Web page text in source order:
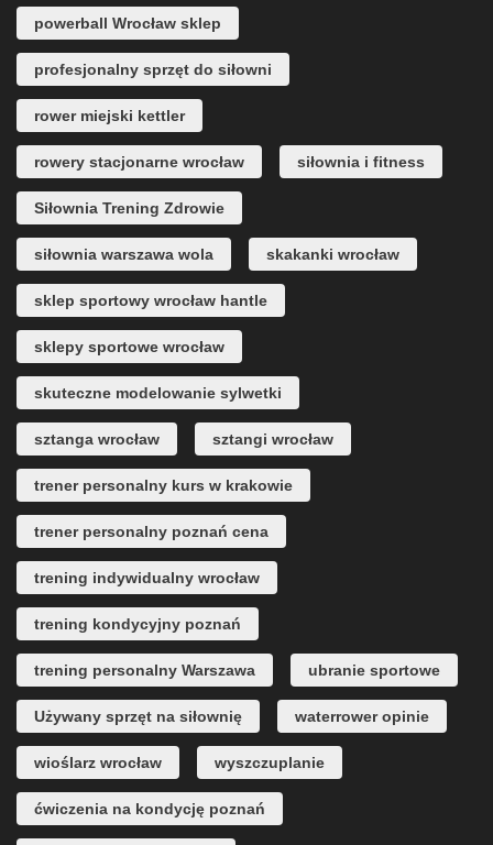
powerball Wrocław sklep
profesjonalny sprzęt do siłowni
rower miejski kettler
rowery stacjonarne wrocław siłownia i fitness
Siłownia Trening Zdrowie
siłownia warszawa wola skakanki wrocław
sklep sportowy wrocław hantle
sklepy sportowe wrocław
skuteczne modelowanie sylwetki
sztanga wrocław sztangi wrocław
trener personalny kurs w krakowie
trener personalny poznań cena
trening indywidualny wrocław
trening kondycyjny poznań
trening personalny Warszawa ubranie sportowe
Używany sprzęt na siłownię waterrower opinie
wioślarz wrocław wyszczuplanie
ćwiczenia na kondycję poznań